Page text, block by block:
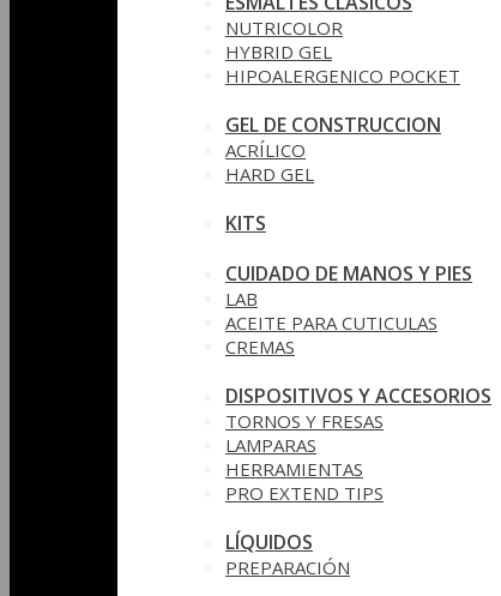
NUTRICOLOR
HYBRID GEL
HIPOALERGENICO POCKET
GEL DE CONSTRUCCION
ACRÍLICO
HARD GEL
KITS
CUIDADO DE MANOS Y PIES
LAB
ACEITE PARA CUTICULAS
CREMAS
DISPOSITIVOS Y ACCESORIOS
TORNOS Y FRESAS
LAMPARAS
HERRAMIENTAS
PRO EXTEND TIPS
LÍQUIDOS
PREPARACIÓN